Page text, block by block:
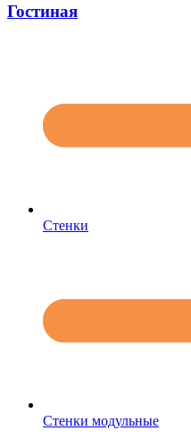
Гостиная
Стенки
Стенки модульные